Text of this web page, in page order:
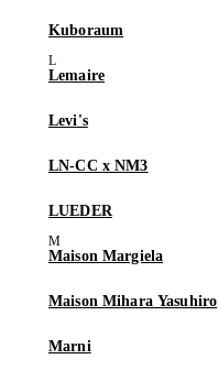
Kuboraum
Lemaire
Levi's
LN-CC x NM3
LUEDER
Maison Margiela
Maison Mihara Yasuhiro
Marni